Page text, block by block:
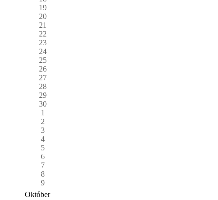
19
20
21
22
23
24
25
26
27
28
29
30
1
2
3
4
5
6
7
8
9
Október